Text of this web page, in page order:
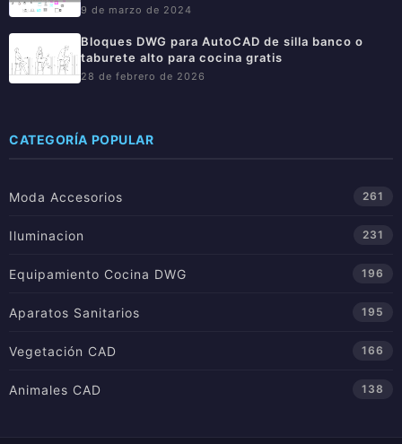
9 de marzo de 2024
Bloques DWG para AutoCAD de silla banco o
taburete alto para cocina gratis
28 de febrero de 2026
CATEGORÍA POPULAR
Moda Accesorios 261
Iluminacion 231
Equipamiento Cocina DWG 196
Aparatos Sanitarios 195
Vegetación CAD 166
Animales CAD 138